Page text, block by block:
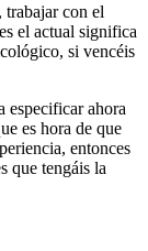
trabajar con el
el actual significa
si vencéis
especificar ahora
es hora de que
entonces
que tengáis la